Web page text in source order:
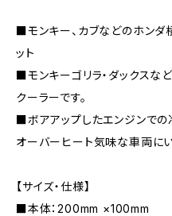
■モンキー、カブなどのホンダ
ット
■モンキーゴリラ・ダックスな
クーラーです。
■ボアアップしたエンジンでの
オーバーヒート気味な車両に
【サイズ・仕様】
■本体：200mm ×100mm